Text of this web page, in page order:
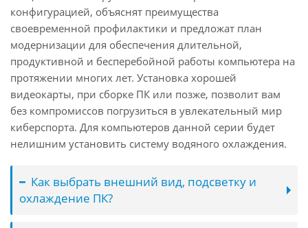
конфигурацией, объяснят преимущества
своевременной профилактики и предложат план
модернизации для обеспечения длительной,
продуктивной и бесперебойной работы компьютера на
протяжении многих лет. Установка хорошей
видеокарты, при сборке ПК или позже, позволит вам
без компромиссов погрузиться в увлекательный мир
киберспорта. Для компьютеров данной серии будет
нелишним установить систему водяного охлаждения.
Как выбрать внешний вид, подсветку и
охлаждение ПК?